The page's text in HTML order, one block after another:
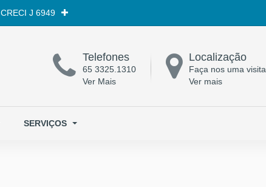
CRECI J 6949
Telefones
65 3325.1310
Ver Mais
Localização
Faça nos uma visita
Ver mais
SERVIÇOS